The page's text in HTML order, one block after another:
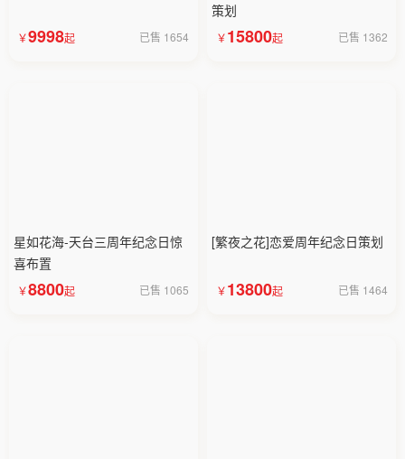
9998 已售 1654
策划
15800 已售 1362
星如花海-天台三周年纪念日惊
喜布置
8800 已售 1065
[繁夜之花]恋爱周年纪念日策划
13800 已售 1464